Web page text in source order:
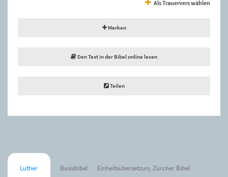
Als Trauervers wählen
Merken
Den Text in der Bibel online lesen
Teilen
Luther Basisbibel Einheitsübersetzung Zürcher Bibel